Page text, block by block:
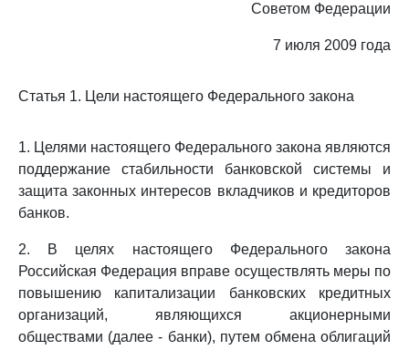
Советом Федерации
7 июля 2009 года
Статья 1. Цели настоящего Федерального закона
1. Целями настоящего Федерального закона являются
поддержание стабильности банковской системы и
защита законных интересов вкладчиков и кредиторов
банков.
2. В целях настоящего Федерального закона
Российская Федерация вправе осуществлять меры по
повышению капитализации банковских кредитных
организаций, являющихся акционерными
обществами (далее - банки), путем обмена облигаций